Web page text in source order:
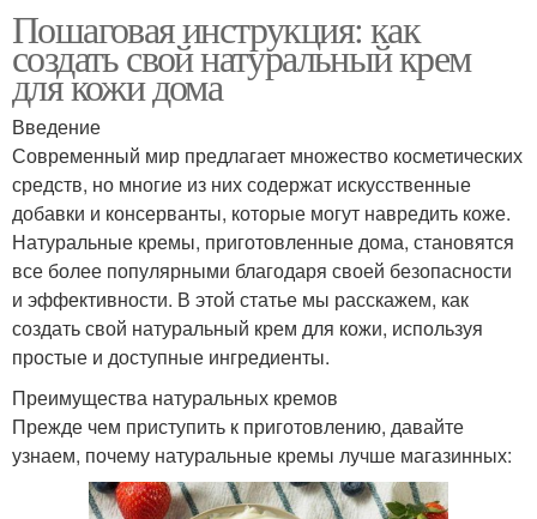
Крем для лица
Детский крем Антивозрастной крем
Кокосовый крем
Пошаговая инструкция: как
создать свой натуральный крем
для кожи дома
Введение
Современный мир предлагает множество косметических
средств, но многие из них содержат искусственные
добавки и консерванты, которые могут навредить коже.
Натуральные кремы, приготовленные дома, становятся
все более популярными благодаря своей безопасности
и эффективности. В этой статье мы расскажем, как
создать свой натуральный крем для кожи, используя
простые и доступные ингредиенты.
Преимущества натуральных кремов
Прежде чем приступить к приготовлению, давайте
узнаем, почему натуральные кремы лучше магазинных: